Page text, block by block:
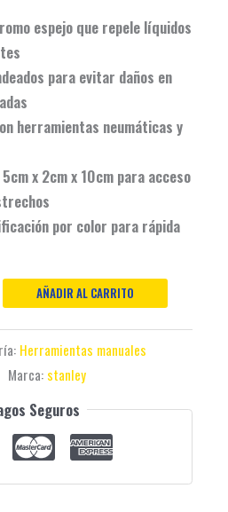
espejo que repele líquidos
para evitar daños en
herramientas neumáticas y
x 2cm x 10cm para acceso
por color para rápida
AÑADIR AL CARRITO
Herramientas manuales
Marca: stanley
Seguros